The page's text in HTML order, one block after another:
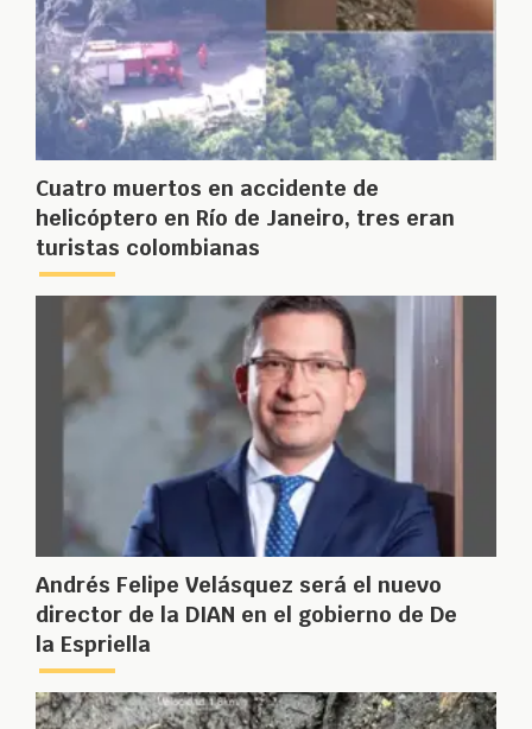
Cuatro muertos en accidente de
helicóptero en Río de Janeiro, tres eran
turistas colombianas
Andrés Felipe Velásquez será el nuevo
director de la DIAN en el gobierno de De
la Espriella